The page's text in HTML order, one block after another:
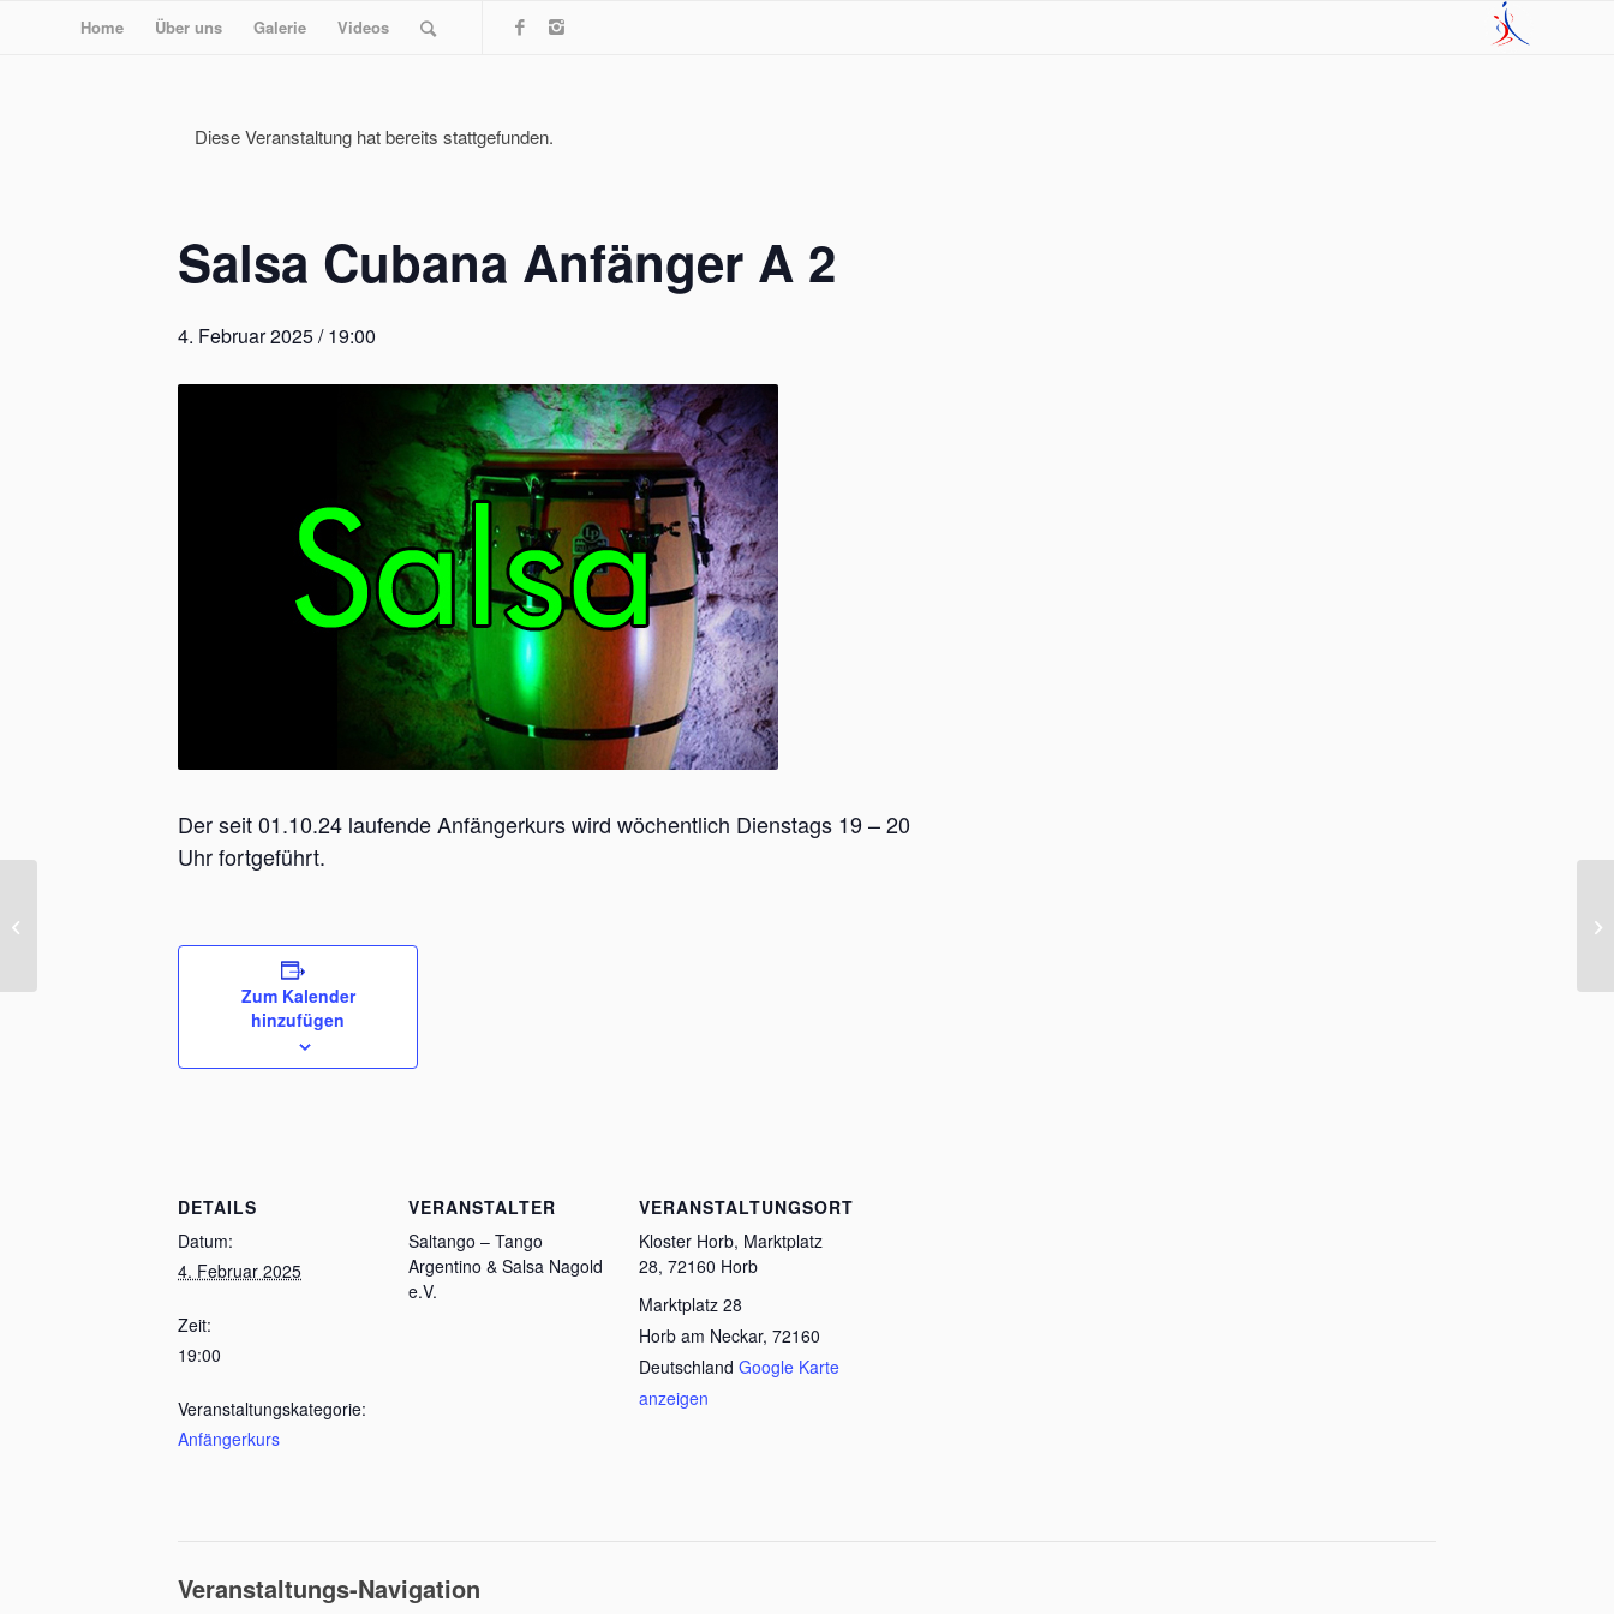
Home Über uns Galerie Videos
Diese Veranstaltung hat bereits stattgefunden.
Salsa Cubana Anfänger A 2
4. Februar 2025 / 19:00
Der seit 01.10.24 laufende Anfängerkurs wird wöchentlich Dienstags 19 – 20
Uhr fortgeführt.
Zum Kalender
hinzufügen
DETAILS
Datum:
4. Februar 2025
Zeit:
19:00
Veranstaltungskategorie:
Anfängerkurs
VERANSTALTER
Saltango – Tango
Argentino & Salsa Nagold
e.V.
VERANSTALTUNGSORT
Kloster Horb, Marktplatz
28, 72160 Horb
Marktplatz 28
Horb am Neckar, 72160
Deutschland Google Karte
anzeigen
Veranstaltungs-Navigation